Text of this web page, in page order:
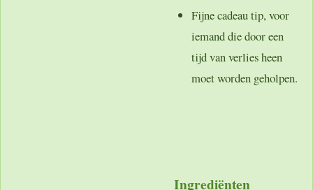
Fijne cadeau tip, voor
iemand die door een
tijd van verlies heen
moet worden geholpen.
Ingrediënten